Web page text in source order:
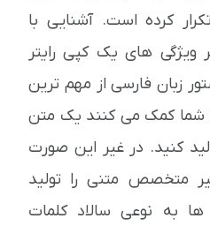
کرده است. آشنایی با
ویژگی های یک کپی رایتر
زبان فارسی از مهم ترین
شما کمک می کنند یک متن
کنید. در غیر این صورت
متخصص متنی را تولید
به نوعی سالاد کلمات